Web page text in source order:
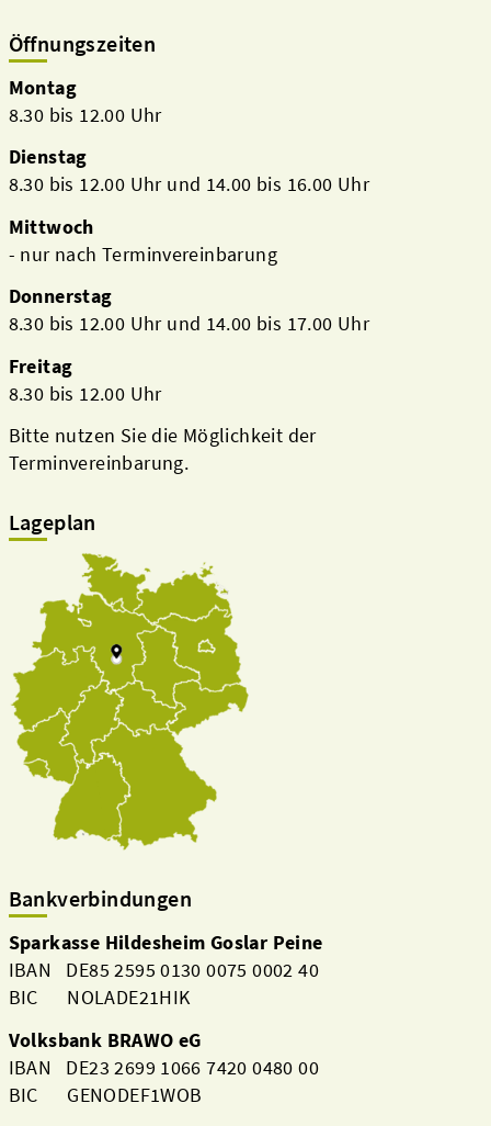
Öffnungszeiten
Montag
8.30 bis 12.00 Uhr
Dienstag
8.30 bis 12.00 Uhr und 14.00 bis 16.00 Uhr
Mittwoch
- nur nach Terminvereinbarung
Donnerstag
8.30 bis 12.00 Uhr und 14.00 bis 17.00 Uhr
Freitag
8.30 bis 12.00 Uhr
Bitte nutzen Sie die Möglichkeit der
Terminvereinbarung.
Lageplan
Bankverbindungen
Sparkasse Hildesheim Goslar Peine
IBAN DE85 2595 0130 0075 0002 40
BIC NOLADE21HIK
Volksbank BRAWO eG
IBAN DE23 2699 1066 7420 0480 00
BIC GENODEF1WOB